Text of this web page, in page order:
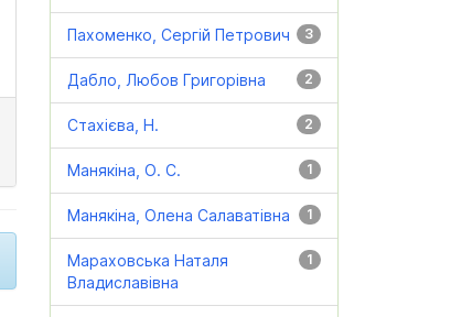
3
Пахоменко, Сергій Петрович
2
Дабло, Любов Григорівна
2
Стахієва, Н.
1
Манякіна, О. С.
1
Манякіна, Олена Салаватівна
1
Мараховська Наталя
Владиславівна